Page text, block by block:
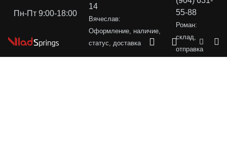
Пн-Пт 9:00-18:00
14
Вячеслав:
Оформление, наличие,
статус, доставка
55-88
Роман:
склад,
отправка